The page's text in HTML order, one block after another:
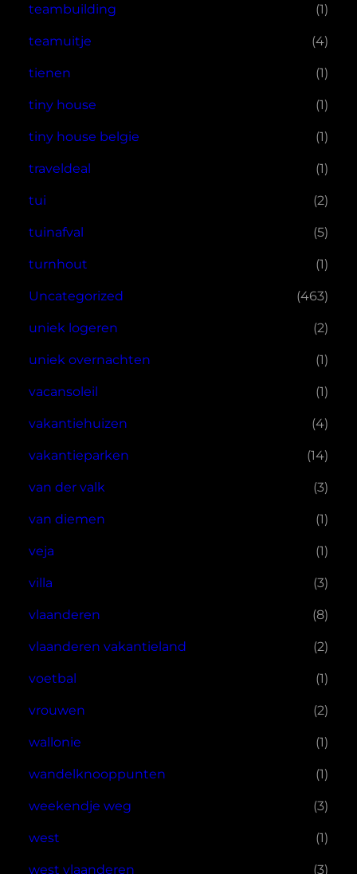
teambuilding (1)
teamuitje (4)
tienen (1)
tiny house (1)
tiny house belgie (1)
traveldeal (1)
tui (2)
tuinafval (5)
turnhout (1)
Uncategorized (463)
uniek logeren (2)
uniek overnachten (1)
vacansoleil (1)
vakantiehuizen (4)
vakantieparken (14)
van der valk (3)
van diemen (1)
veja (1)
villa (3)
vlaanderen (8)
vlaanderen vakantieland (2)
voetbal (1)
vrouwen (2)
wallonie (1)
wandelknooppunten (1)
weekendje weg (3)
west (1)
west vlaanderen (3)